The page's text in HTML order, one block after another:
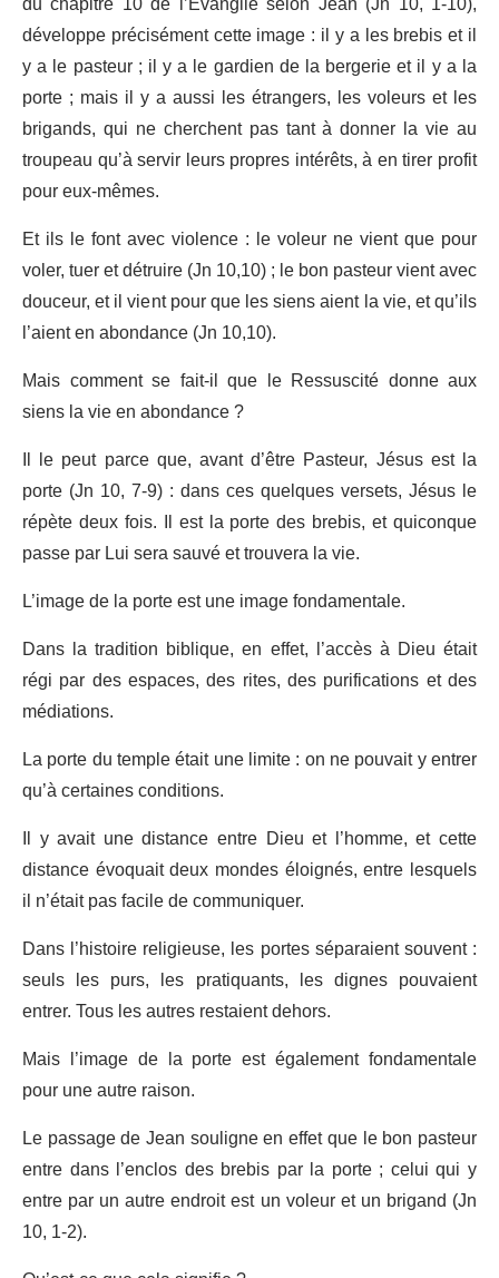
développe précisément cette image : il y a les brebis et il
y a le pasteur ; il y a le gardien de la bergerie et il y a la
porte ; mais il y a aussi les étrangers, les voleurs et les
brigands, qui ne cherchent pas tant à donner la vie au
troupeau qu’à servir leurs propres intérêts, à en tirer profit
pour eux-mêmes.
Et ils le font avec violence : le voleur ne vient que pour
voler, tuer et détruire (Jn 10,10) ; le bon pasteur vient avec
douceur, et il vient pour que les siens aient la vie, et qu’ils
l’aient en abondance (Jn 10,10).
Mais comment se fait-il que le Ressuscité donne aux
siens la vie en abondance ?
Il le peut parce que, avant d’être Pasteur, Jésus est la
porte (Jn 10, 7-9) : dans ces quelques versets, Jésus le
répète deux fois. Il est la porte des brebis, et quiconque
passe par Lui sera sauvé et trouvera la vie.
L’image de la porte est une image fondamentale.
Dans la tradition biblique, en effet, l’accès à Dieu était
régi par des espaces, des rites, des purifications et des
médiations.
La porte du temple était une limite : on ne pouvait y entrer
qu’à certaines conditions.
Il y avait une distance entre Dieu et l’homme, et cette
distance évoquait deux mondes éloignés, entre lesquels
il n’était pas facile de communiquer.
Dans l’histoire religieuse, les portes séparaient souvent :
seuls les purs, les pratiquants, les dignes pouvaient
entrer. Tous les autres restaient dehors.
Mais l’image de la porte est également fondamentale
pour une autre raison.
Le passage de Jean souligne en effet que le bon pasteur
entre dans l’enclos des brebis par la porte ; celui qui y
entre par un autre endroit est un voleur et un brigand (Jn
10, 1-2).